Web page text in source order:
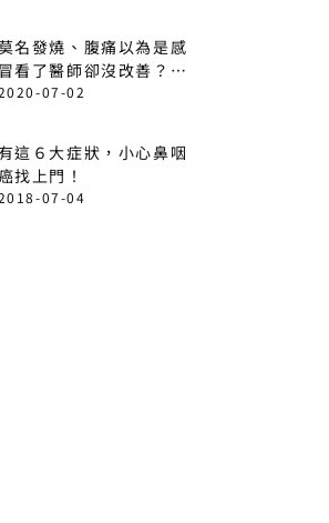
名發燒、腹痛以為是感
冒看了醫師卻沒改善？出
這6情形恐是急性白血
07-02
這６大症狀，小心鼻咽
找上門！
07-04